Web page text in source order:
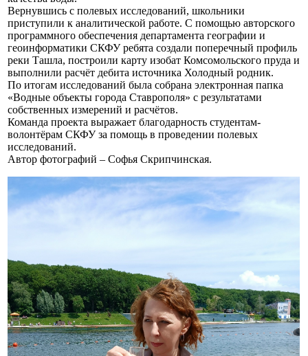
Вернувшись с полевых исследований, школьники
приступили к аналитической работе. С помощью авторского
программного обеспечения департамента географии и
геоинформатики СКФУ ребята создали поперечный профиль
реки Ташла, построили карту изобат Комсомольского пруда и
выполнили расчёт дебита источника Холодный родник.
По итогам исследований была собрана электронная папка
«Водные объекты города Ставрополя» с результатами
собственных измерений и расчётов.
Команда проекта выражает благодарность студентам-
волонтёрам СКФУ за помощь в проведении полевых
исследований.
Автор фотографий – Софья Скрипчинская.